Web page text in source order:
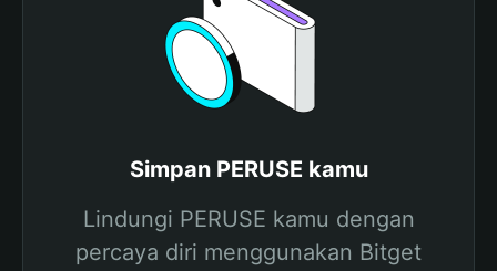
Simpan PERUSE kamu
Lindungi PERUSE kamu dengan
percaya diri menggunakan Bitget